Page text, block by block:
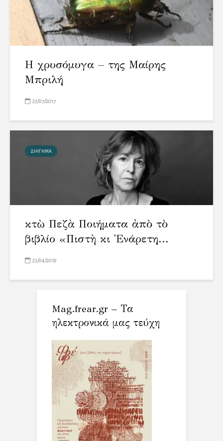
Η χρυσόμυγα – της Μαίρης
Μπριλή
23/07/2017
ΔΙΗΓΗΜΑ
Ὀκτὼ Πεζὰ Ποιήματα ἀπὸ τὸ
βιβλίο «Πιστὴ κι Ἐνάρετη...
23/04/2019
Mag.frear.gr – Τα
ηλεκτρονικά μας τεύχη